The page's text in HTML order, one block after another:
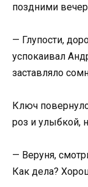
поздними
— Глупости,
успокаивал
заставляло
Ключ
роз и улыбкой,
— Веруня,
Как дела?